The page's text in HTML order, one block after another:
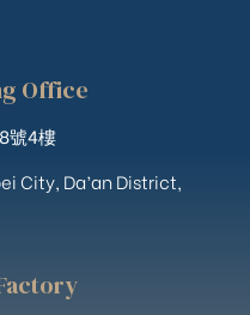
Office
號4樓
City, Da’an District,